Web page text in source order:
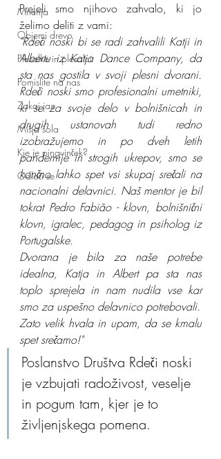
Mnenja
Objemi drevo
Plesalke in plesalci
Pomislite na nas
Zakaj jaz
Mišja šola
Kje je pingvinček?
Odloči se
Prejeli smo njihovo zahvalo, ki jo
želimo deliti z vami:
"Rdeči noski bi se radi zahvalili Katji in
Albertu iz Katja Dance Company, da
sta nas gostila v svoji plesni dvorani.
Rdeči noski smo profesionalni umetniki,
ki se za svoje delo v bolnišnicah in
drugih ustanovah tudi redno
izobražujemo in po dveh letih
pandemije in strogih ukrepov, smo se
končno lahko spet vsi skupaj srečali na
nacionalni delavnici. Naš mentor je bil
tokrat Pedro Fabião - klovn, bolnišnični
klovn, igralec, pedagog in psiholog iz
Portugalske.
Dvorana je bila za naše potrebe
idealna, Katja in Albert pa sta nas
toplo sprejela in nam nudila vse kar
smo za uspešno delavnico potrebovali.
Zato velik hvala in upam, da se kmalu
spet srečamo!"
Poslanstvo Društva Rdeči noski
je vzbujati radoživost, veselje
in pogum tam, kjer je to
življenjskega pomena.